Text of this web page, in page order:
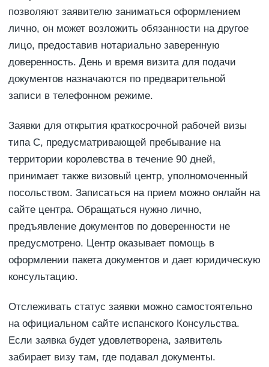
позволяют заявителю заниматься оформлением
лично, он может возложить обязанности на другое
лицо, предоставив нотариально заверенную
доверенность. День и время визита для подачи
документов назначаются по предварительной
записи в телефонном режиме.
Заявки для открытия краткосрочной рабочей визы
типа С, предусматривающей пребывание на
территории королевства в течение 90 дней,
принимает также визовый центр, уполномоченный
посольством. Записаться на прием можно онлайн на
сайте центра. Обращаться нужно лично,
предъявление документов по доверенности не
предусмотрено. Центр оказывает помощь в
оформлении пакета документов и дает юридическую
консультацию.
Отслеживать статус заявки можно самостоятельно
на официальном сайте испанского Консульства.
Если заявка будет удовлетворена, заявитель
забирает визу там, где подавал документы.